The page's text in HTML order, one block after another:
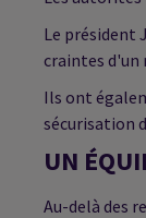
Le président
craintes d'un
Ils ont
sécurisation
UN
Au-delà des